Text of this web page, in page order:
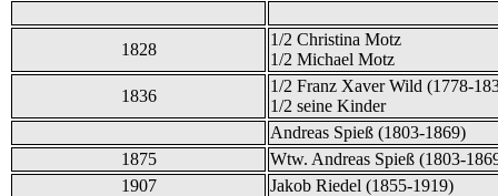
1828
1/2 Christina Motz
1/2 Michael Motz
1836
1/2 Franz Xaver Wild (1778-
1/2 seine Kinder
Andreas Spieß (1803-1869)
1875
Wtw. Andreas Spieß (1803-
1907
Jakob Riedel (1855-1919)